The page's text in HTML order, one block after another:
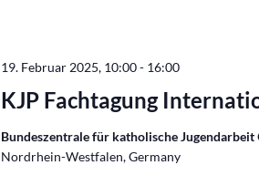
KJP Fachtagung
19. Februar 2025, 10:00- 16:00
Bundeszentrale für katholische Jugendarbeit
Nordrhein-Westfalen, Germany